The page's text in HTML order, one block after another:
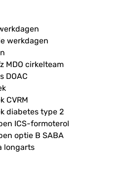
werkdagen
MDO cirkelteam
DOAC
CVRM
diabetes type 2
ICS-formoterol
optie B SABA
longarts